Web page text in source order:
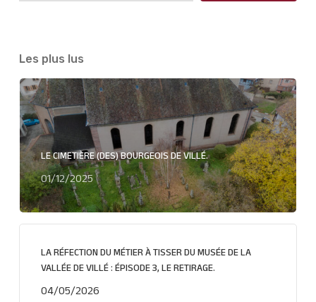
Les plus lus
LE CIMETIÈRE (DES) BOURGEOIS DE VILLÉ.
01/12/2025
LA RÉFECTION DU MÉTIER À TISSER DU MUSÉE DE LA
VALLÉE DE VILLÉ : ÉPISODE 3, LE RETIRAGE.
04/05/2026